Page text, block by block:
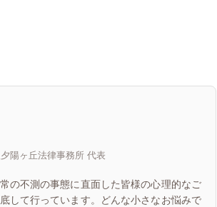
陽ヶ丘法律事務所 代表
の不測の事態に直面した皆様の心理的なご
して行っています。どんな小さなお悩みで